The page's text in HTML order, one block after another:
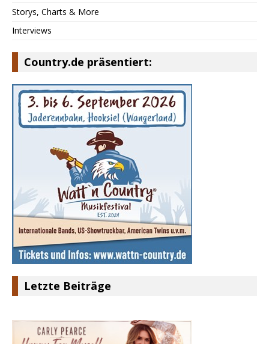
Storys, Charts & More
Interviews
Country.de präsentiert:
Letzte Beiträge